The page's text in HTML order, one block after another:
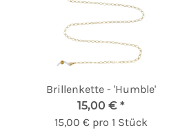
Brillenkette - 'Humble'
15,00 € *
15,00 € pro 1 Stück